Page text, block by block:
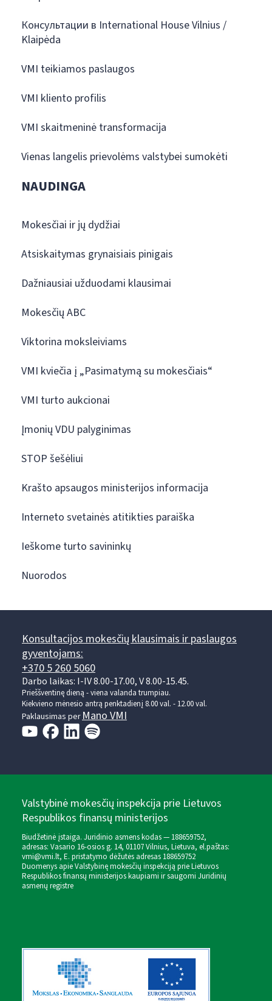
Консультации в International House Vilnius /
Klaipėda
VMI teikiamos paslaugos
VMI kliento profilis
VMI skaitmeninė transformacija
Vienas langelis prievolėms valstybei sumokėti
NAUDINGA
Mokesčiai ir jų dydžiai
Atsiskaitymas grynaisiais pinigais
Dažniausiai užduodami klausimai
Mokesčių ABC
Viktorina moksleiviams
VMI kviečia į „Pasimatymą su mokesčiais“
VMI turto aukcionai
Įmonių VDU palyginimas
STOP šešėliui
Krašto apsaugos ministerijos informacija
Interneto svetainės atitikties paraiška
Ieškome turto savininkų
Nuorodos
Konsultacijos mokesčių klausimais ir paslaugos
gyventojams:
+370 5 260 5060
Darbo laikas: I-IV 8.00-17.00, V 8.00-15.45.
Prieššventinę dieną - viena valanda trumpiau.
Kiekvieno mėnesio antrą penktadienį 8.00 val. - 12.00 val.
Paklausimas perMano VMI
Valstybinė mokesčių inspekcija prie Lietuvos
Respublikos finansų ministerijos
Biudžetinė įstaiga. Juridinio asmens kodas — 188659752,
adresas: Vasario 16-osios g. 14, 01107 Vilnius, Lietuva, el.paštas:
vmi@vmi.lt, E. pristatymo dėžutės adresas 188659752
Duomenys apie Valstybinę mokesčių inspekciją prie Lietuvos
Respublikos finansų ministerijos kaupiami ir saugomi Juridinių
asmenų registre